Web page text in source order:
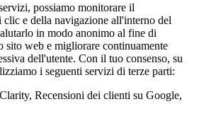
possiamo monitorare il
clic e della navigazione all'interno del
in modo anonimo al fine di
sito web e migliorare continuamente
dell'utente. Con il tuo consenso, su
i seguenti servizi di terze parti:
Recensioni dei clienti su Google,